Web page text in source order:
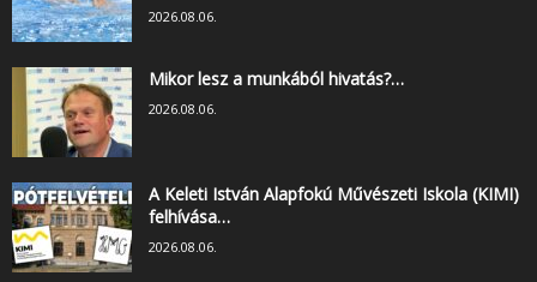
2026.08.06.
Mikor lesz a munkából hivatás?…
2026.08.06.
A Keleti István Alapfokú Művészeti Iskola (KIMI)
felhívása…
2026.08.06.